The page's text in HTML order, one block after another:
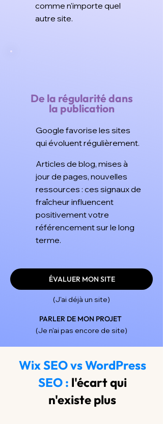
comme n'importe quel
autre site.
De la régularité dans
la publication
Google favorise les sites
qui évoluent régulièrement.
Articles de blog, mises à
jour de pages, nouvelles
ressources : ces signaux de
fraîcheur influencent
positivement votre
référencement sur le long
terme.
ÉVALUER MON SITE
(J'ai déjà un site)
(Je n'ai pas encore de site)
PARLER DE MON PROJET
Wix SEO vs WordPress
SEO : l'écart qui
n'existe plus